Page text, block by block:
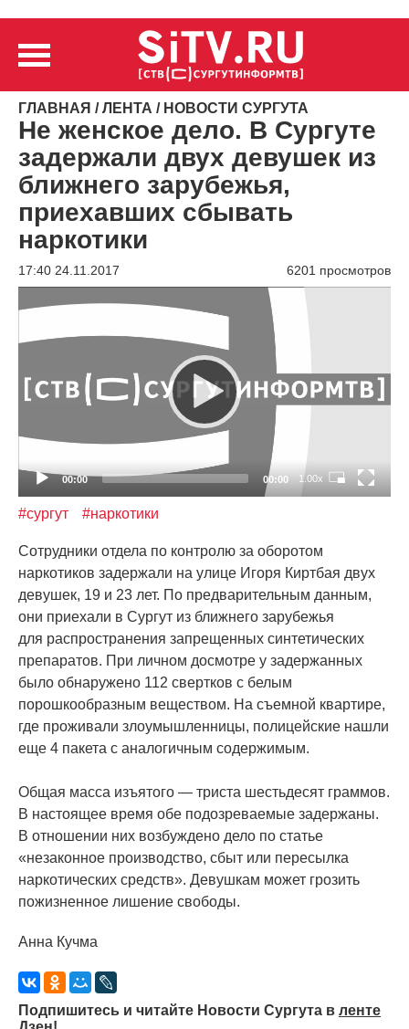
ГЛАВНАЯ /ЛЕНТА / НОВОСТИ СУРГУТА
Не женское дело. В Сургуте
задержали двух девушек из
ближнего зарубежья,
приехавших сбывать
наркотики
17:40 24.11.2017 6201 просмотров
00:00 00:00 1.00x
#сургут #наркотики
Сотрудники отдела по контролю за оборотом
наркотиков задержали на улице Игоря Киртбая двух
девушек, 19 и 23 лет. По предварительным данным,
они приехали в Сургут из ближнего зарубежья
для распространения запрещенных синтетических
препаратов. При личном досмотре у задержанных
было обнаружено 112 свертков с белым
порошкообразным веществом. На съемной квартире,
где проживали злоумышленницы, полицейские нашли
еще 4 пакета с аналогичным содержимым.
Общая масса изъятого — триста шестьдесят граммов.
В настоящее время обе подозреваемые задержаны.
В отношении них возбуждено дело по статье
«незаконное производство, сбыт или пересылка
наркотических средств». Девушкам может грозить
пожизненное лишение свободы.
Анна Кучма
Подпишитесь и читайте Новости Сургута в ленте